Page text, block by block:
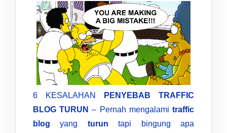
6 KESALAHAN
PENYEBAB TRAFFIC
BLOG TURUN – Pernah mengalamitraffic
blog yang turun tapi bingung apa